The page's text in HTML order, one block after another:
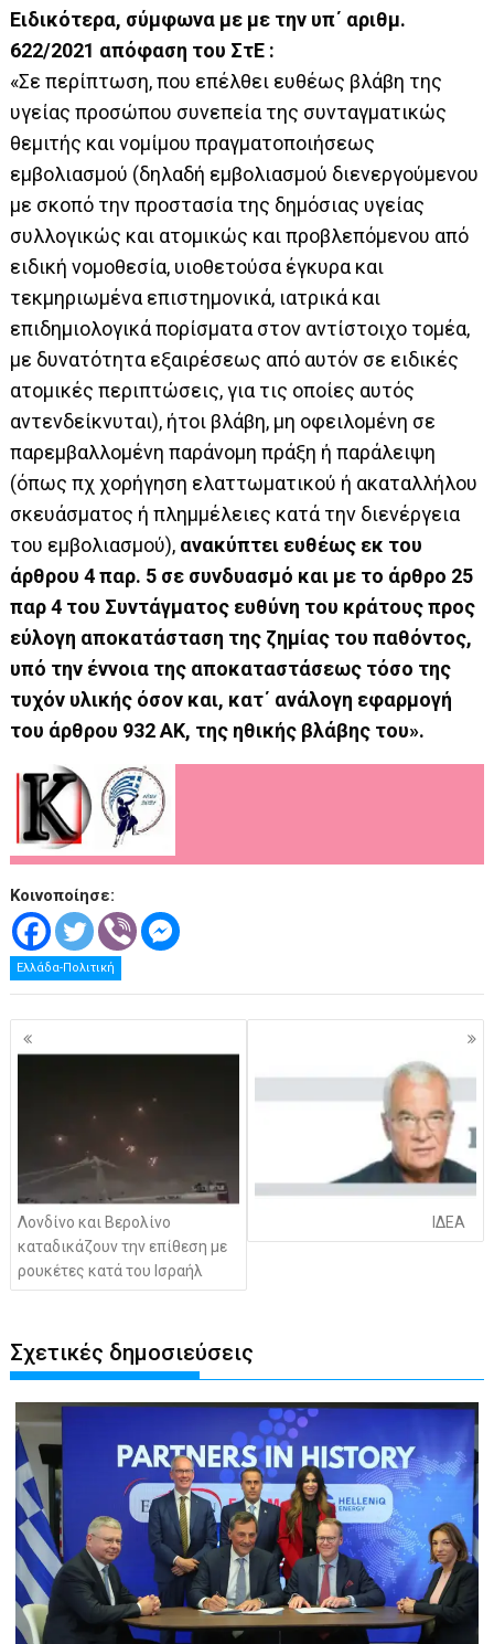
Ειδικότερα, σύμφωνα με με την υπ΄ αριθμ.
622/2021 απόφαση του ΣτΕ :
«Σε περίπτωση, που επέλθει ευθέως βλάβη της
υγείας προσώπου συνεπεία της συνταγματικώς
θεμιτής και νομίμου πραγματοποιήσεως
εμβολιασμού (δηλαδή εμβολιασμού διενεργούμενου
με σκοπό την προστασία της δημόσιας υγείας
συλλογικώς και ατομικώς και προβλεπόμενου από
ειδική νομοθεσία, υιοθετούσα έγκυρα και
τεκμηριωμένα επιστημονικά, ιατρικά και
επιδημιολογικά πορίσματα στον αντίστοιχο τομέα,
με δυνατότητα εξαιρέσεως από αυτόν σε ειδικές
ατομικές περιπτώσεις, για τις οποίες αυτός
αντενδείκνυται), ήτοι βλάβη, μη οφειλομένη σε
παρεμβαλλομένη παράνομη πράξη ή παράλειψη
(όπως πχ χορήγηση ελαττωματικού ή ακαταλλήλου
σκευάσματος ή πλημμέλειες κατά την διενέργεια
του εμβολιασμού), ανακύπτει ευθέως εκ του
άρθρου 4 παρ. 5 σε συνδυασμό και με το άρθρο 25
παρ 4 του Συντάγματος ευθύνη του κράτους προς
εύλογη αποκατάσταση της ζημίας του παθόντος,
υπό την έννοια της αποκαταστάσεως τόσο της
τυχόν υλικής όσον και, κατ΄ ανάλογη εφαρμογή
του άρθρου 932 ΑΚ, της ηθικής βλάβης του».
Κοινοποίησε:
Ελλάδα-Πολιτική
Πλοήγηση
άρθρων
Λονδίνο και Βερολίνο
καταδικάζουν την επίθεση με
ρουκέτες κατά του Ισραήλ
ΙΔΕΑ
Σχετικές δημοσιεύσεις